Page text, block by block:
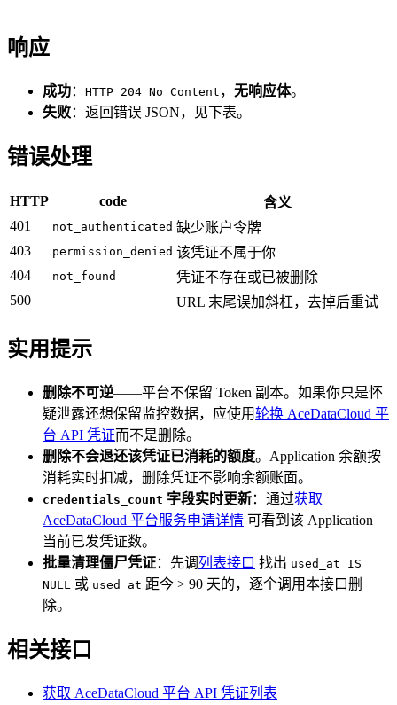
响应
成功： HTTP 204 No Content ， 无响应体。
失败：返回错误 JSON，见下表。
错误处理
HTTP code
含义
401
not_authenticated 缺少账户令牌
403
permission_denied 该凭证不属于你
404
not_found
凭证不存在或已被删除
500
— URL 末尾误加斜杠，去掉后重试
实用提示
删除不可逆——平台不保留 Token 副本。如果你只是怀
疑泄露还想保留监控数据，应使用轮换 AceDataCloud 平
台 API 凭证而不是删除。
删除不会退还该凭证已消耗的额度。Application 余额按
消耗实时扣减，删除凭证不影响余额账面。
credentials_count 字段实时更新：通过获取
AceDataCloud 平台服务申请详情 可看到该 Application
当前已发凭证数。
批量清理僵尸凭证：先调 列表接口 找出 used_at IS
NULL
或 used_at 距今 > 90 天的，逐个调用本接口删
除。
相关接口
获取 AceDataCloud 平台 API 凭证列表